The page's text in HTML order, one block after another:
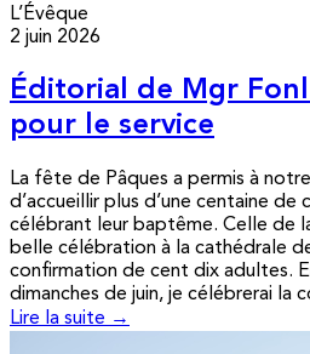
L’Évêque
2 juin 2026
Éditorial de Mgr
pour le service
La fête de Pâques a permis à
d’accueillir plus d’une centaine de
célébrant leur baptême. Celle de
belle célébration à la cathédrale
confirmation de cent dix adultes.
dimanches de juin, je célébrerai la
Lire la suite →